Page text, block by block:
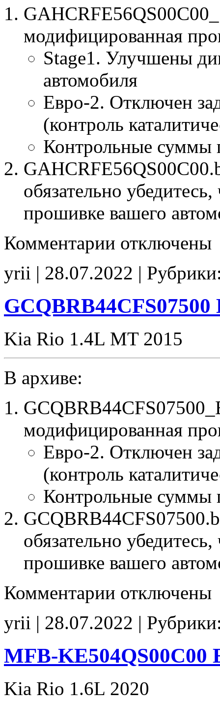
модифицированная
Stage1. Улучшены
автомобиля
Евро-2. Отключен
(контроль
Контрольные суммы
обязательно
прошивке вашего
Комментарии записи
E2
CHK(ok)
отключены
yrii | 28.07.2022 |
Kia Rio 1.4L MT 2015
В архиве:
модифицированная
Евро-2. Отключен
(контроль
Контрольные суммы
обязательно
прошивке вашего
Комментарии записи
CHK(ok)
отключены
yrii | 28.07.2022 |
MFB-KE504QS00C00
Kia Rio 1.6L 2020